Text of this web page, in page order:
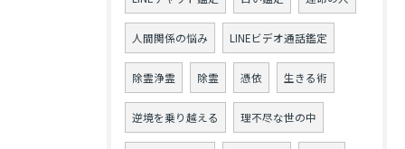
人間関係の悩み LINEビデオ通話鑑定
除霊浄霊 除霊 憑依 生きる術
逆境を乗り越える 理不尽な世の中